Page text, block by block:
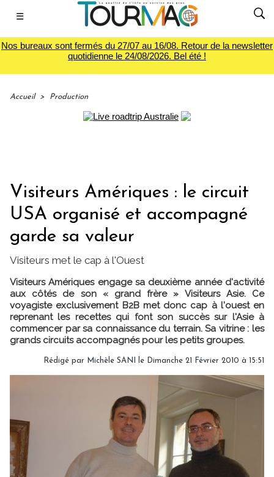
☰
Nos bureaux sont fermés du 27/07 au 16/08. Retour de la newsletter
quotidienne le 24/08/2026. Bel été !
Accueil > Production
Visiteurs Amériques : le circuit
USA organisé et accompagné
garde sa valeur
Visiteurs met le cap à l'Ouest
Visiteurs Amériques engage sa deuxième année d'activité
aux côtés de son « grand frère » Visiteurs Asie. Ce
voyagiste exclusivement B2B met donc cap à l'ouest en
reprenant les recettes qui font son succès sur l'Asie à
commencer par sa connaissance du terrain. Sa vitrine : les
grands circuits accompagnés pour les petits groupes.
Rédigé par Michèle SANI le Dimanche 21 Février 2010 à 15:51